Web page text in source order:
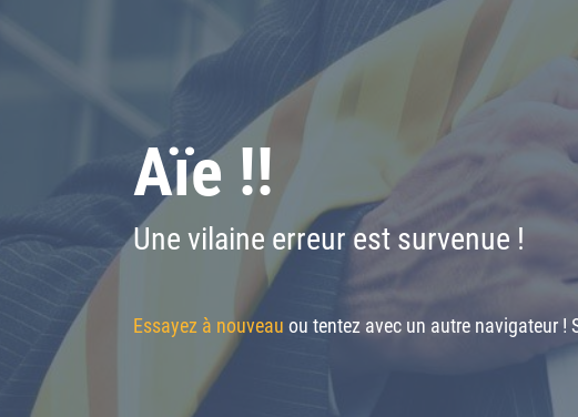
Aïe !!
Une vilaine erreur est survenue !
Essayez à nouveau ou tentez avec un autre navigateur !